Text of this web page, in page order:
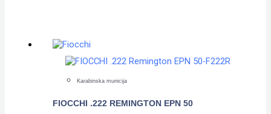
Karabinska municija
FIOCCHI .222 REMINGTON EPN 50